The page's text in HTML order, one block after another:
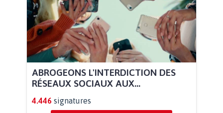
ABROGEONS L'INTERDICTION DES
RÉSEAUX SOCIAUX AUX...
4.446 signatures